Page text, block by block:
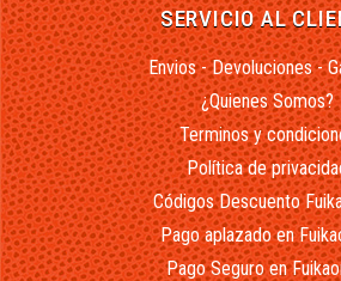
SERVICIO AL
Envios - Devoluciones -
¿Quienes Somos?
Terminos y
Política de
Códigos Descuento
Pago aplazado en
Pago Seguro en